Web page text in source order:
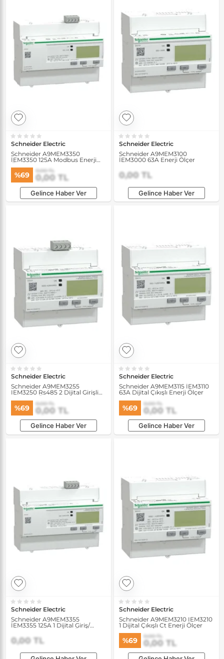
Schneider Electric
Schneider A9MEM3350
İEM3350 125A Modbus Enerji
Ölçer
%69 0,00 TL
0,00 TL
Gelince Haber Ver
Schneider Electric
Schneider A9MEM3100
İEM3000 63A Enerji Ölçer
0,00 TL
Gelince Haber Ver
Schneider Electric
Schneider A9MEM3255
IEM3250 Rs485 2 Dijital Girişli
%69 0,00 TL
0,00 TL
Gelince Haber Ver
Schneider Electric
Schneider A9MEM3115 İEM3110
63A Dijital Çıkışlı Enerji Ölçer
%69 0,00 TL
0,00 TL
Gelince Haber Ver
Schneider Electric
Schneider A9MEM3355
İEM3355 125A 1 Dijital Giriş/
Çıkışlı Modbus Enerji Ölçer
0,00 TL
Schneider Electric
Schneider A9MEM3210 IEM3210
1 Dijital Çıkışlı Ct Enerji Ölçer
%69 0,00 TL
0,00 TL